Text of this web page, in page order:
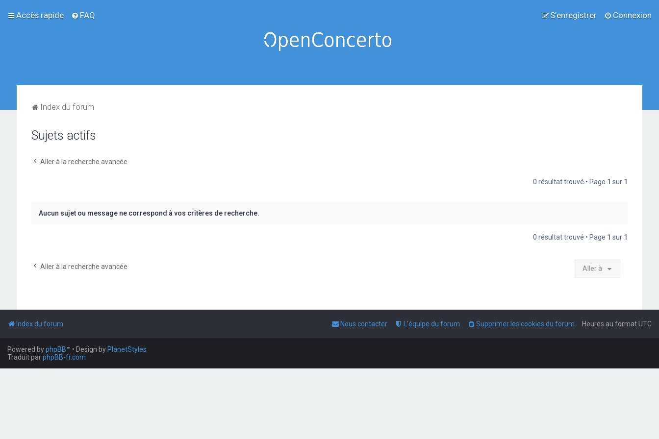
Accès rapide FAQ Connexion
S’enregistrer
Index du forum
Sujets actifs
Aller à la recherche avancée
0 résultat trouvé • Page 1 sur 1
Aucun sujet ou message ne correspond à vos critères de recherche.
0 résultat trouvé • Page 1 sur 1
Aller à la recherche avancée Aller à
Index du forum Heures au formatUTC
Supprimer les cookies du forum
L’équipe du forum
Nous contacter
Powered byphpBB™ • Design by PlanetStyles
Traduit parphpBB-fr.com